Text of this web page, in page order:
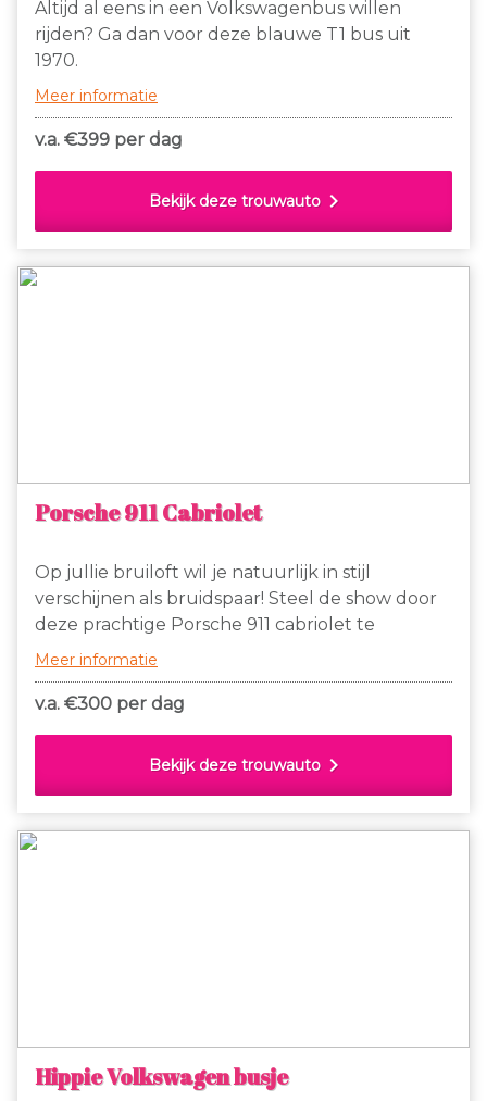
Altijd al eens in een Volkswagenbus willen
rijden? Ga dan voor deze blauwe T1 bus uit
1970.
Meer informatie
v.a. €399 per dag
Bekijk deze trouwauto chevron_right
Porsche 911 Cabriolet
Op jullie bruiloft wil je natuurlijk in stijl
verschijnen als bruidspaar! Steel de show door
deze prachtige Porsche 911 cabriolet te
gebruiken als trouwauto!
Meer informatie
v.a. €300 per dag
Bekijk deze trouwauto chevron_right
Hippie Volkswagen busje